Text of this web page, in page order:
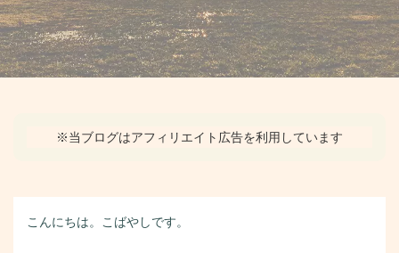
※当ブログはアフィリエイト広告を利用しています
こんにちは。こばやしです。